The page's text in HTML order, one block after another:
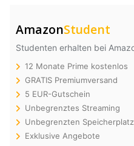
AmazonStudent
Studenten erhalten bei
12 Monate Prime kostenlos
GRATIS Premiumversand
5 EUR-Gutschein
Unbegrenztes Streaming
Unbegrenzten Speicherplatz
Exklusive Angebote